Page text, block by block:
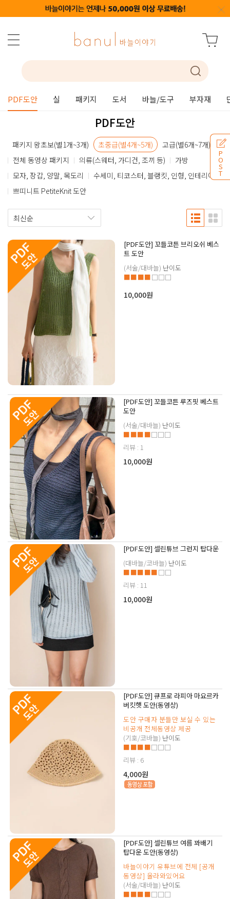
PDF도안 실 패키지 도서 바늘/도구 부자재
P
O
S
T
PDF도안
패키지 왕초보(별1개~3개) 초중급(별4개~5개)
고급(별6개~7개)
전체 동영상 패키지
의류(스웨터, 가디건, 조끼 등)
가방
모자, 장갑, 양말, 목도리
수세미, 티코스터, 블랭킷, 인형, 인테리어
쁘띠니트 PetiteKnit 도안
[PDF도안] 꼬들코튼 브리오쉬 베스
트 도안
(서술/대바늘) 난이도
■■■■□□□
10,000원
[PDF도안] 꼬들코튼 루즈핏 베스트
도안
(서술/대바늘) 난이도
■■■■□□□
리뷰 : 1
10,000원
[PDF도안] 셀린튜브 그런지 탑다운
(대바늘/코바늘) 난이도
■■■■■□□
리뷰 : 11
10,000원
[PDF도안] 큐프로 라피아 마요르카
버킷햇 도안(동영상)
도안 구매자 분들만 보실 수 있는
비공개 전체동영상 제공
(기호/코바늘) 난이도
■■■■□□□
리뷰 : 6
4,000원
[PDF도안] 셀린튜브 여름 꽈배기
탑다운 도안(동영상)
바늘이야기 유튜브에 전체 [공개
동영상] 올라와있어요
(서술/대바늘) 난이도
■■■■□□□